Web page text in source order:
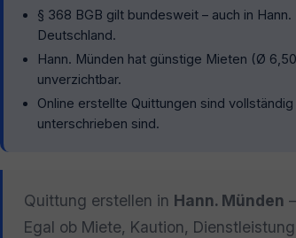
§ 368 BGB gilt bundesweit – auch in
Deutschland.
Hann. Münden hat günstige Mieten (Ø
unverzichtbar.
Online erstellte Quittungen sind
unterschrieben sind.
Quittung erstellen in Hann. Münden
Egal ob Miete, Kaution,